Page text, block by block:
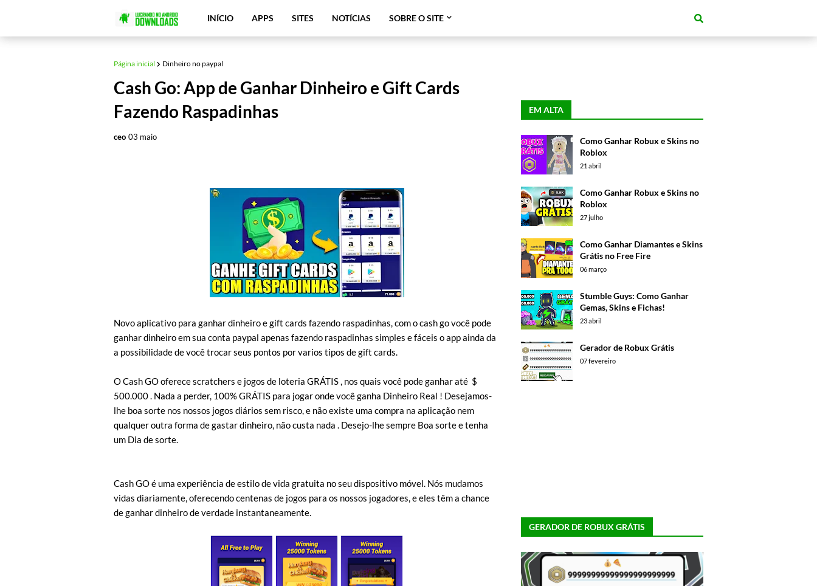
INÍCIO APPS SITES NOTÍCIAS SOBRE O SITE
Página inicial Dinheiro no paypal
Cash Go: App de Ganhar Dinheiro e Gift Cards
Fazendo Raspadinhas
ceo 03 maio
Novo aplicativo para ganhar dinheiro e gift cards fazendo raspadinhas, com o cash go você pode
ganhar dinheiro em sua conta paypal apenas fazendo raspadinhas simples e fáceis o app ainda da
a possibilidade de você trocar seus pontos por varios tipos de gift cards.
O Cash GO oferece scratchers e jogos de loteria GRÁTIS , nos quais você pode ganhar até $
500.000 . Nada a perder, 100% GRÁTIS para jogar onde você ganha Dinheiro Real ! Desejamos-
lhe boa sorte nos nossos jogos diários sem risco, e não existe uma compra na aplicação nem
qualquer outra forma de gastar dinheiro, não custa nada . Desejo-lhe sempre Boa sorte e tenha
um Dia de sorte.
Cash GO é uma experiência de estilo de vida gratuita no seu dispositivo móvel. Nós mudamos
vidas diariamente, oferecendo centenas de jogos para os nossos jogadores, e eles têm a chance
de ganhar dinheiro de verdade instantaneamente.
EM ALTA
Como Ganhar Robux e Skins no
Roblox
21 abril
Como Ganhar Robux e Skins no
Roblox
27 julho
Como Ganhar Diamantes e Skins
Grátis no Free Fire
06 março
Stumble Guys: Como Ganhar
Gemas, Skins e Fichas!
23 abril
Gerador de Robux Grátis
07 fevereiro
GERADOR DE ROBUX GRÁTIS